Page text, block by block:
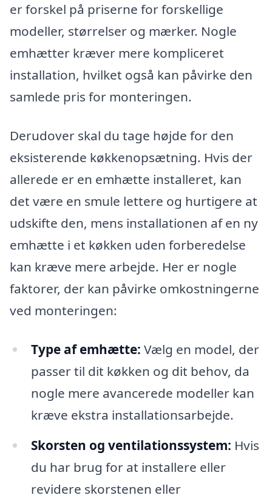
er forskel på priserne for forskellige
modeller, størrelser og mærker. Nogle
emhætter kræver mere kompliceret
installation, hvilket også kan påvirke den
samlede pris for monteringen.
Derudover skal du tage højde for den
eksisterende køkkenopsætning. Hvis der
allerede er en emhætte installeret, kan
det være en smule lettere og hurtigere at
udskifte den, mens installationen af en ny
emhætte i et køkken uden forberedelse
kan kræve mere arbejde. Her er nogle
faktorer, der kan påvirke omkostningerne
ved monteringen:
Type af emhætte: Vælg en model, der
passer til dit køkken og dit behov, da
nogle mere avancerede modeller kan
kræve ekstra installationsarbejde.
Skorsten og ventilationssystem: Hvis
du har brug for at installere eller
revidere skorstenen eller